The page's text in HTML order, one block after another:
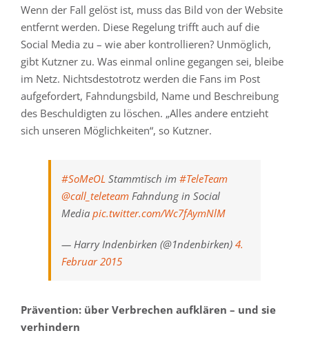
Wenn der Fall gelöst ist, muss das Bild von der Website
entfernt werden. Diese Regelung trifft auch auf die
Social Media zu – wie aber kontrollieren? Unmöglich,
gibt Kutzner zu. Was einmal online gegangen sei, bleibe
im Netz. Nichtsdestotrotz werden die Fans im Post
aufgefordert, Fahndungsbild, Name und Beschreibung
des Beschuldigten zu löschen. „Alles andere entzieht
sich unseren Möglichkeiten“, so Kutzner.
#SoMeOL Stammtisch im #TeleTeam
@call_teleteam Fahndung in Social
Media pic.twitter.com/Wc7fAymNlM
— Harry Indenbirken (@1ndenbirken) 4.
Februar 2015
Prävention: über Verbrechen aufklären – und sie
verhindern